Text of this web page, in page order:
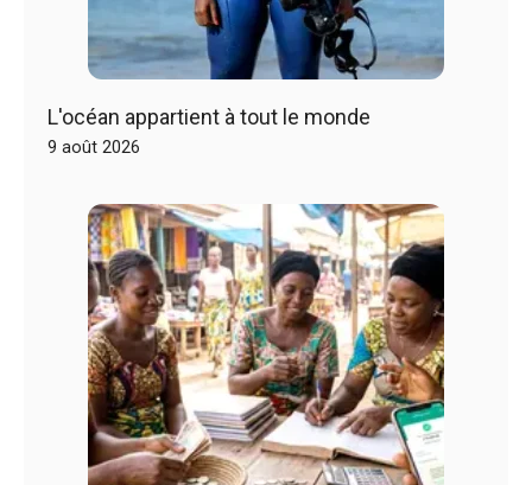
L'océan appartient à tout le monde
9 août 2026